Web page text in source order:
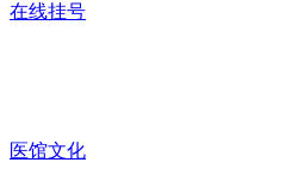
在线挂号
医馆文化